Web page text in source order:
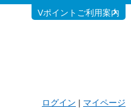
Vポイントご利用案内
ログイン | マイページ